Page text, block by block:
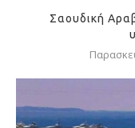
Σαουδική